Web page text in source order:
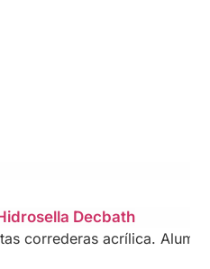
Decbath
correderas acrílica.